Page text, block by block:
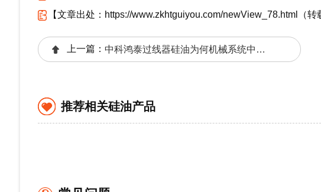
【文章出处： https://www.zkhtguiyou.com/newView_78.html（转
上一篇： 中科鸿泰过线器硅油为何机械系统中关键润滑剂？
推荐相关硅油产品